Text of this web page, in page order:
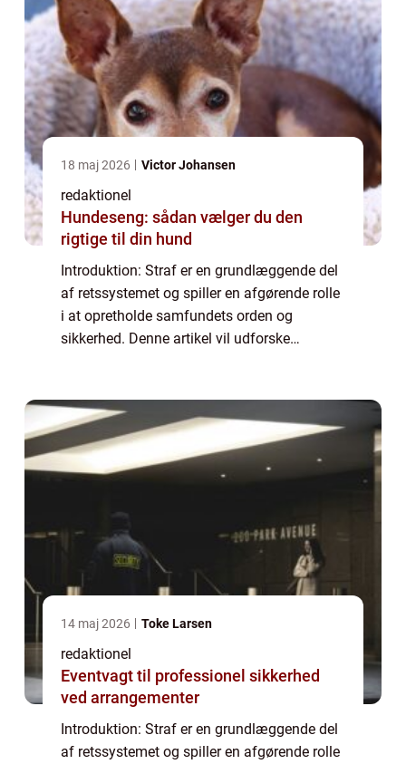
18 maj 2026 Victor Johansen
redaktionel
Hundeseng: sådan vælger du den
rigtige til din hund
Introduktion: Straf er en grundlæggende del
af retssystemet og spiller en afgørende rolle
i at opretholde samfundets orden og
sikkerhed. Denne artikel vil udforske
14 maj 2026 Toke Larsen
redaktionel
Eventvagt til professionel sikkerhed
ved arrangementer
Introduktion: Straf er en grundlæggende del
af retssystemet og spiller en afgørende rolle